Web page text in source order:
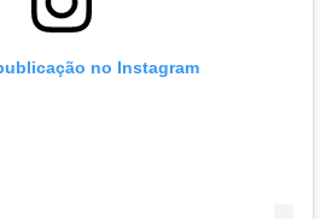
no Instagram